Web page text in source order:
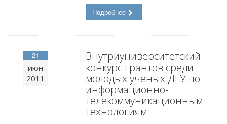
Подробнее
21
июн
2011
Внутриуниверситетский
конкурс грантов среди
молодых ученых ДГУ по
информационно-
телекоммуникационным
технологиям